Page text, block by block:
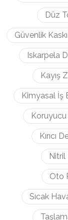
Düz
Güvenlik
Iskarpela
Kayış
Kimyasal İş
Kırıcı
Nitril
Oto
Sıcak